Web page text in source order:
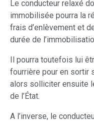
Le conducteur relaxé
immobilisée pourra la
frais d’enlèvement et
durée de
Il pourra toutefois lui
fourrière pour en sortir
alors solliciter ensuite
de l’État.
A l’inverse, le